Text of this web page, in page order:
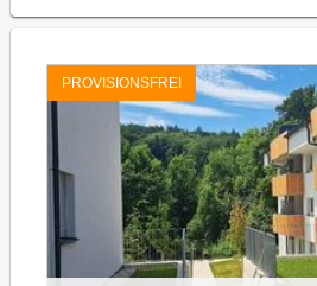
PROVISIONSFREI